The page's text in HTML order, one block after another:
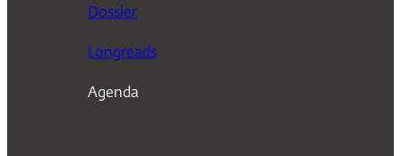
Dossier
Longreads
Agenda